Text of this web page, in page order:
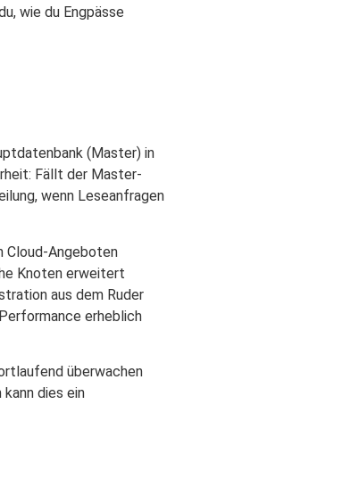
wie du Engpässe
(Master) in
Fällt der Master-
wenn Leseanfragen
Cloud-Angeboten
Knoten erweitert
aus dem Ruder
erheblich
überwachen
dies ein